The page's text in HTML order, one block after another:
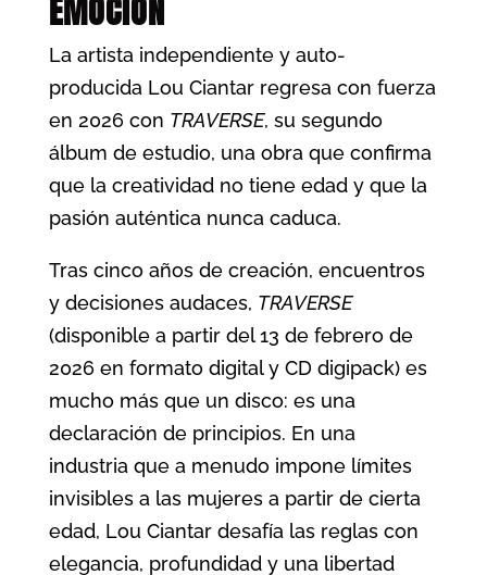
EMOCIÓN
La artista independiente y auto-
producida Lou Ciantar regresa con fuerza
en 2026 con TRAVERSE, su segundo
álbum de estudio, una obra que confirma
que la creatividad no tiene edad y que la
pasión auténtica nunca caduca.
Tras cinco años de creación, encuentros
y decisiones audaces, TRAVERSE
(disponible a partir del 13 de febrero de
2026 en formato digital y CD digipack) es
mucho más que un disco: es una
declaración de principios. En una
industria que a menudo impone límites
invisibles a las mujeres a partir de cierta
edad, Lou Ciantar desafía las reglas con
elegancia, profundidad y una libertad